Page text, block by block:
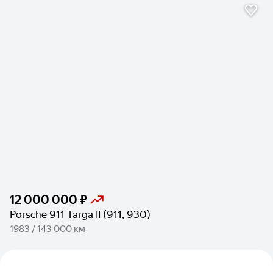
12 000 000 ₽
Porsche 911 Targa II (911, 930)
1983 / 143 000 км